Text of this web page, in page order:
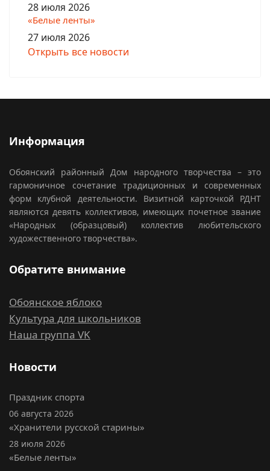
28 июля 2026
«Белые ленты»
27 июля 2026
Открыть все новости
Информация
Обоянский районный Дом народного творчества – это
гармоничное сочетание традиционных и современных
форм клубной деятельности. Визитной карточкой РДНТ
являются девять коллективов, имеющих почетное звание
«Народных (образцовый) коллектив любительского
художественного творчества».
Обратите внимание
Обоянское яблоко
Культура для школьников
Наша группа VK
Новости
Праздник спорта
06 августа 2026
«Хранители русской старины»
28 июля 2026
«Белые ленты»